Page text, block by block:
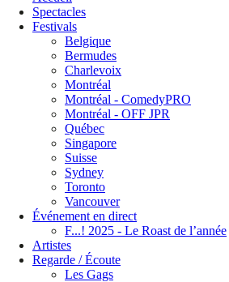
Spectacles
Festivals
Belgique
Bermudes
Charlevoix
Montréal
Montréal - ComedyPRO
Montréal - OFF JPR
Québec
Singapore
Suisse
Sydney
Toronto
Vancouver
Événement en direct
F...! 2025 - Le Roast de l’année
Artistes
Regarde / Écoute
Les Gags